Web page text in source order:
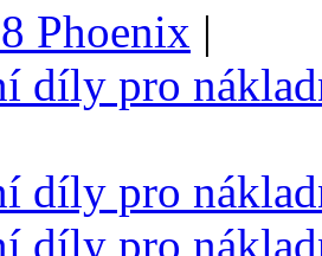
Phoenix |
díly pro
díly pro
díly pro